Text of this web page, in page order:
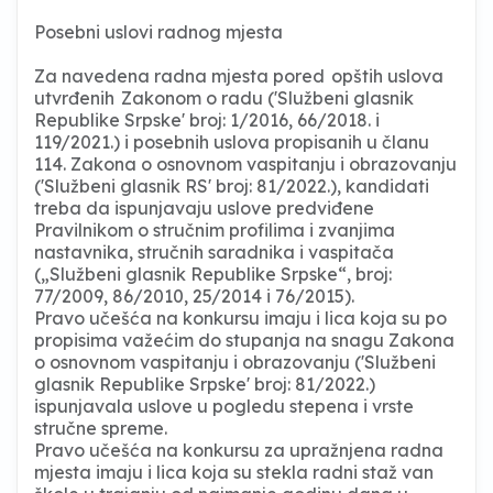
Posebni uslovi radnog mjesta
Za navedena radna mjesta pored opštih uslova
utvrđenih Zakonom o radu ('Službeni glasnik
Republike Srpske' broj: 1/2016, 66/2018. i
119/2021.) i posebnih uslova propisanih u članu
114. Zakona o osnovnom vaspitanju i obrazovanju
('Službeni glasnik RS' broj: 81/2022.), kandidati
treba da ispunjavaju uslove predviđene
Pravilnikom o stručnim profilima i zvanjima
nastavnika, stručnih saradnika i vaspitača
(„Službeni glasnik Republike Srpske“, broj:
77/2009, 86/2010, 25/2014 i 76/2015).
Pravo učešća na konkursu imaju i lica koja su po
propisima važećim do stupanja na snagu Zakona
o osnovnom vaspitanju i obrazovanju ('Službeni
glasnik Republike Srpske' broj: 81/2022.)
ispunjavala uslove u pogledu stepena i vrste
stručne spreme.
Pravo učešća na konkursu za upražnjena radna
mjesta imaju i lica koja su stekla radni staž van